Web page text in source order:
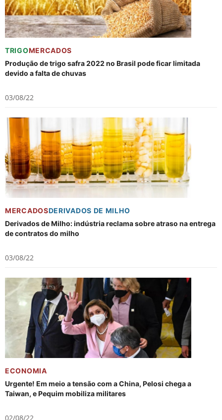
TRIGOMERCADOS
Produção de trigo safra 2022 no Brasil pode ficar limitada
devido a falta de chuvas
03/08/22
MERCADOSDERIVADOS DE MILHO
Derivados de Milho: indústria reclama sobre atraso na entrega
de contratos do milho
03/08/22
ECONOMIA
Urgente! Em meio a tensão com a China, Pelosi chega a
Taiwan, e Pequim mobiliza militares
02/08/22